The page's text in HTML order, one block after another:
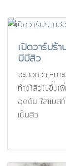
เปิดวาร์ปร้
บีบีสิว
จะบอกว่าเหม
ทำให้สิวไม่ขึ้น
อุดตัน ใส่แมส
เป็นสิว